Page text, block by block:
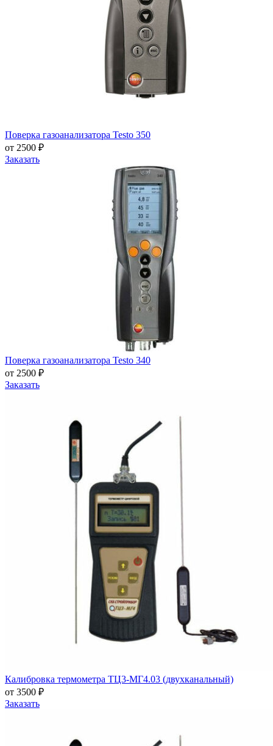
Поверка газоанализатора Testo 350
от 2500 ₽
Заказать
Поверка газоанализатора Testo 340
от 2500 ₽
Заказать
Калибровка термометра ТЦ3-МГ4.03 (двухканальный)
от 3500 ₽
Заказать